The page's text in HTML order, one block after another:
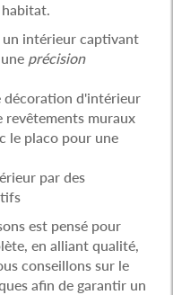
intérieur captivant
précision
décoration d'intérieur
muraux
le placo pour une
par des
est pensé pour
en alliant qualité,
conseillons sur le
afin de garantir un